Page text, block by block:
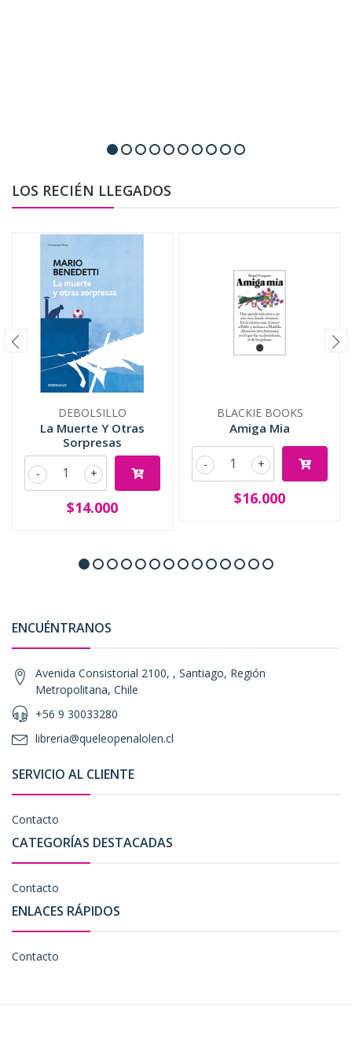
LOS RECIÉN LLEGADOS
DEBOLSILLO
La Muerte Y Otras
Sorpresas
+
-
$14.000
BLACKIE BOOKS
Amiga Mia
+
-
$16.000
ENCUÉNTRANOS
Avenida Consistorial 2100, , Santiago, Región
Metropolitana, Chile
+56 9 30033280
libreria@queleopenalolen.cl
SERVICIO AL CLIENTE
Contacto
CATEGORÍAS DESTACADAS
Contacto
ENLACES RÁPIDOS
Contacto